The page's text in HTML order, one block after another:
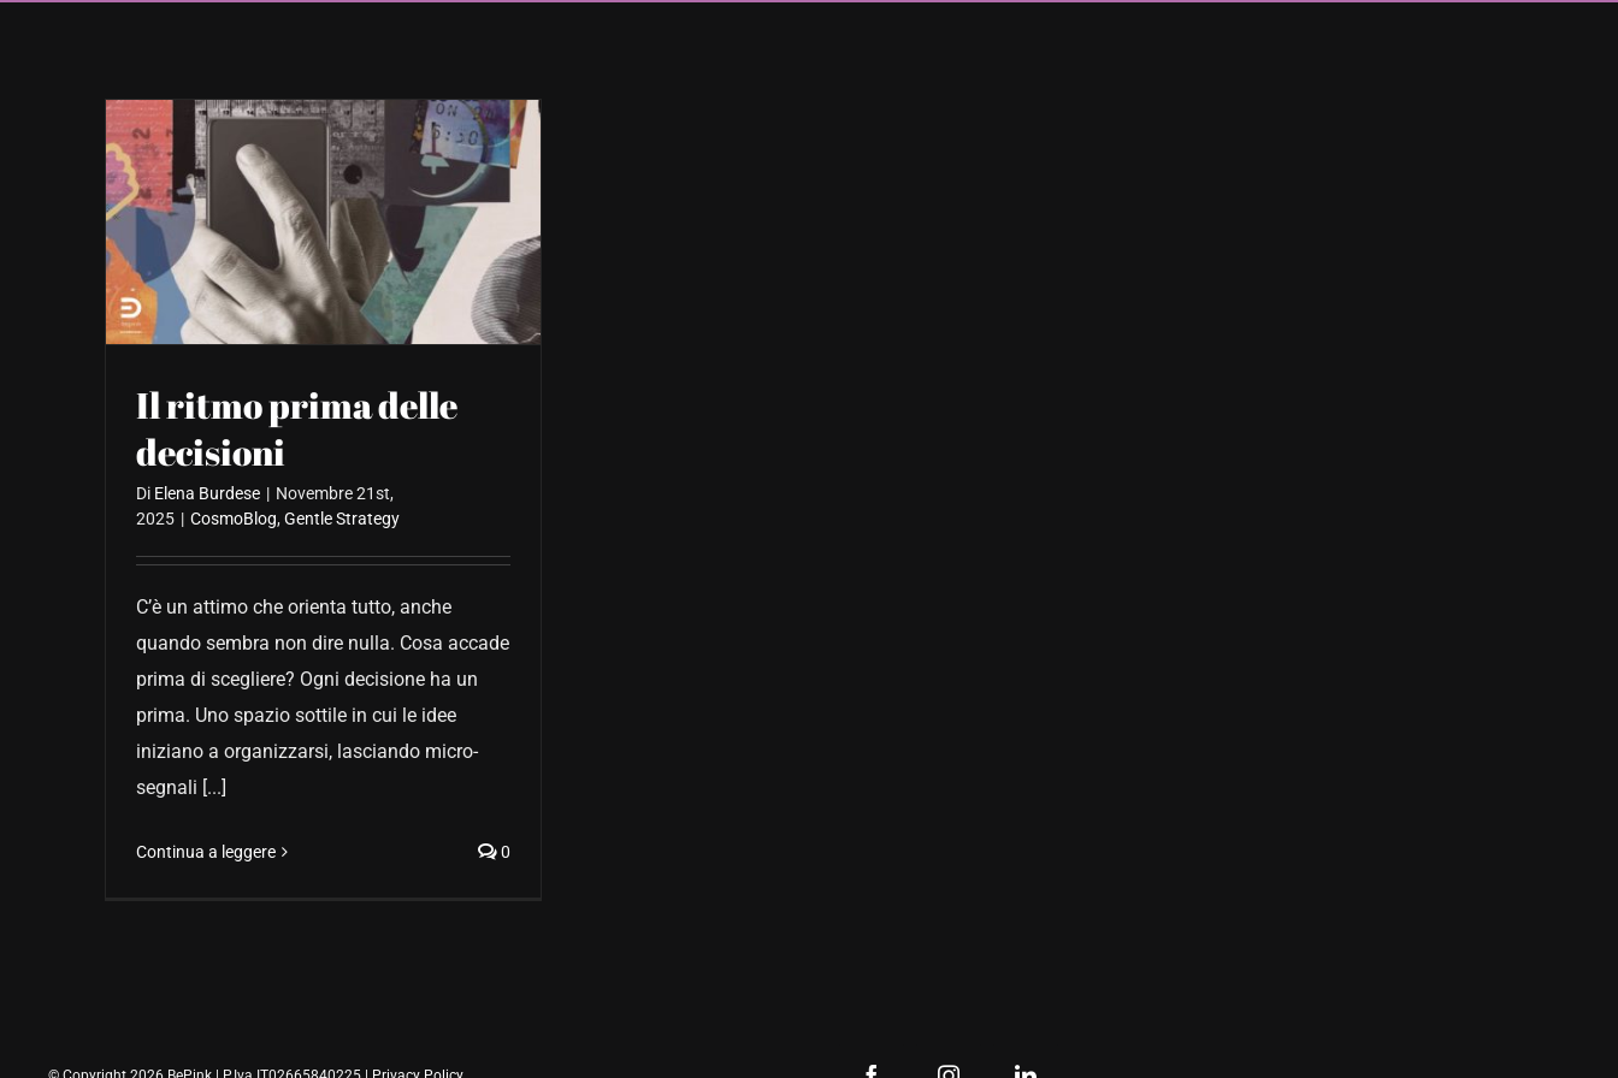
Il ritmo prima delle
decisioni
Di Elena Burdese | Novembre 21st,
2025 | CosmoBlog,Gentle Strategy
C’è un attimo che orienta tutto, anche
quando sembra non dire nulla. Cosa accade
prima di scegliere? Ogni decisione ha un
prima. Uno spazio sottile in cui le idee
iniziano a organizzarsi, lasciando micro-
segnali [...]
Continua a leggere 0